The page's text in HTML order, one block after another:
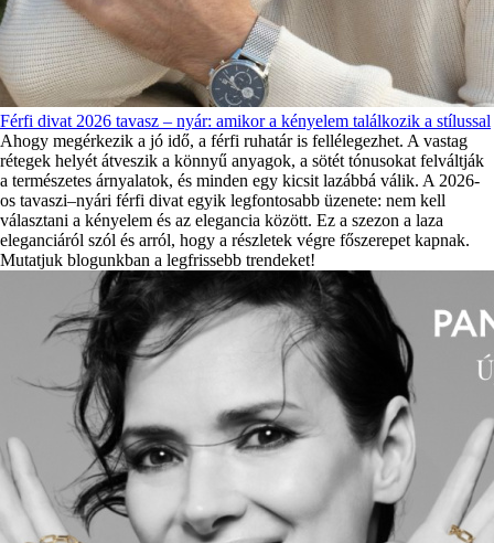
Férfi divat 2026 tavasz – nyár: amikor a kényelem találkozik a stílussal
Ahogy megérkezik a jó idő, a férfi ruhatár is fellélegezhet. A vastag
rétegek helyét átveszik a könnyű anyagok, a sötét tónusokat felváltják
a természetes árnyalatok, és minden egy kicsit lazábbá válik. A 2026-
os tavaszi–nyári férfi divat egyik legfontosabb üzenete: nem kell
választani a kényelem és az elegancia között. Ez a szezon a laza
eleganciáról szól és arról, hogy a részletek végre főszerepet kapnak.
Mutatjuk blogunkban a legfrissebb trendeket!